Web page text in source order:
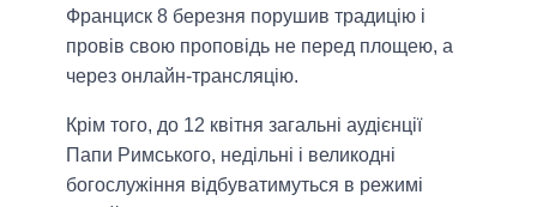
Франциск 8 березня порушив традицію і
провів свою проповідь не перед площею, а
через онлайн-трансляцію.
Крім того, до 12 квітня загальні аудієнції
Папи Римського, недільні і великодні
богослужіння відбуватимуться в режимі